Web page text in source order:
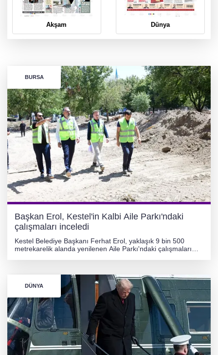
Dünya Cumhuriyet
BURSA
Başkan Erol, Kestel'in Kalbi Aile Parkı'ndaki
çalışmaları inceledi
Kestel Belediye Başkanı Ferhat Erol, yaklaşık 9 bin 500
metrekarelik alanda yenilenen Aile Parkı'ndaki çalışmaları
DÜNYA